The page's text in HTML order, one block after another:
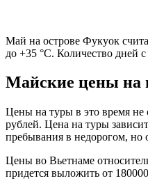
Май на острове Фукуок
до +35 °С. Количество дней
Майские цены на
Цены на туры в это время не
рублей. Цена на туры
пребывания в недорогом, но
Цены во Вьетнаме
придется выложить от